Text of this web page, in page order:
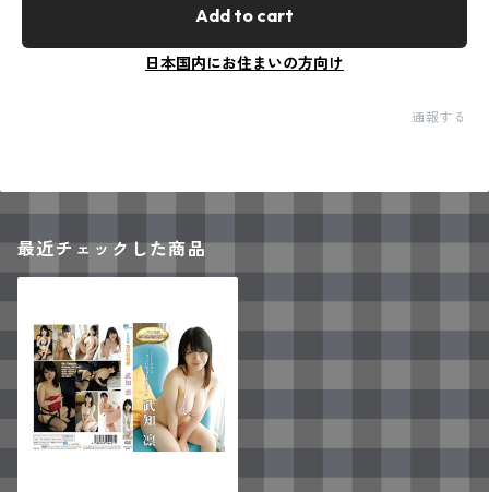
Add to cart
日本国内にお住まいの方向け
通報する
最近チェックした商品